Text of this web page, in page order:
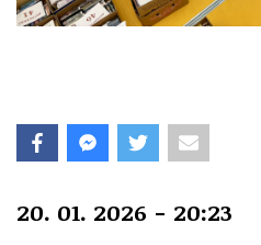
20. 01. 2026 - 20:23